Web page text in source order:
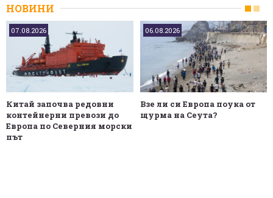
НОВИНИ
07.08.2026
Китай започва редовни
контейнерни превози до
Европа по Северния морски
път
06.08.2026
Взе ли си Европа поука от
щурма на Сеута?